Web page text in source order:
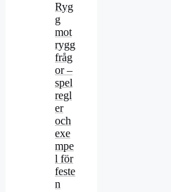
Ryg
g
mot
rygg
fråg
or –
spel
regl
er
och
exe
mpe
l för
feste
n